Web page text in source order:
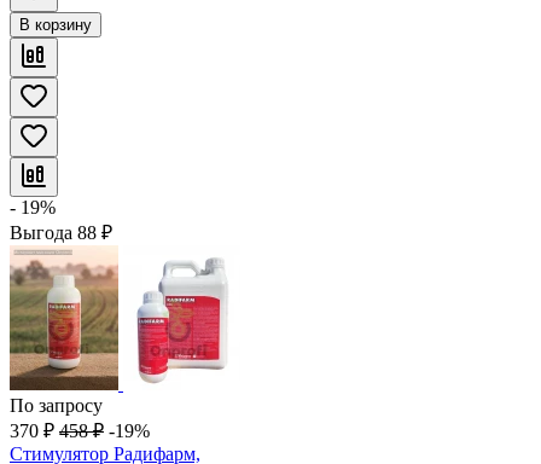
В корзину
- 19%
Выгода 88 ₽
По запросу
370 ₽ 458 ₽ -19%
Стимулятор Радифарм,